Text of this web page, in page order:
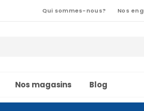
Qui sommes-nous? Nos
Nos magasins Blog